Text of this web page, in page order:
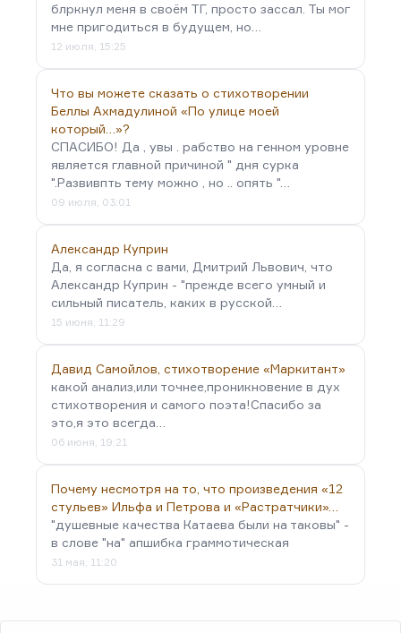
блркнул меня в своём ТГ, просто зассал. Ты мог
мне пригодиться в будущем, но…
12 июля, 15:25
Что вы можете сказать о стихотворении
Беллы Ахмадулиной «По улице моей
который…»?
СПАСИБО! Да , увы . рабство на генном уровне
является главной причиной " дня сурка
".Развивпть тему можно , но .. опять "…
09 июля, 03:01
Александр Куприн
Да, я согласна с вами, Дмитрий Львович, что
Александр Куприн - "прежде всего умный и
сильный писатель, каких в русской…
15 июня, 11:29
Давид Самойлов, стихотворение «Маркитант»
какой анализ,или точнее,проникновение в дух
стихотворения и самого поэта!Спасибо за
это,я это всегда…
06 июня, 19:21
Почему несмотря на то, что произведения «12
стульев» Ильфа и Петрова и «Растратчики»…
"душевные качества Катаева были на таковы" -
в слове "на" апшибка граммотическая
31 мая, 11:20